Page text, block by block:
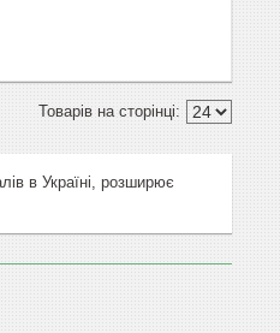
в Україні, розширює